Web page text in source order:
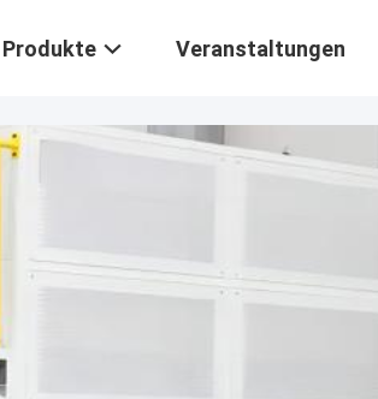
Produkte Veranstaltungen